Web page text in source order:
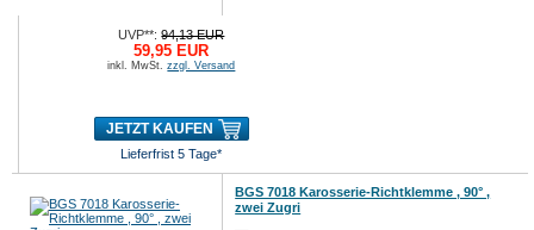
UVP**:94,13 EUR
59,95 EUR
inkl. MwSt.zzgl. Versand
JETZT KAUFEN
Lieferfrist 5 Tage*
BGS 7018 Karosserie-Richtklemme , 90° ,
zwei Zugri